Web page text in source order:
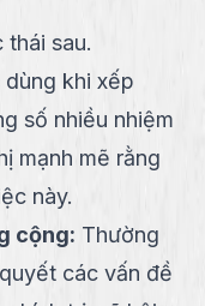
thái sau.
khi xếp
số nhiều nhiệm
mạnh mẽ rằng
này.
cộng: Thường
các vấn đề